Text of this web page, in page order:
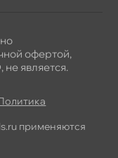
применяются
офертой,
является.